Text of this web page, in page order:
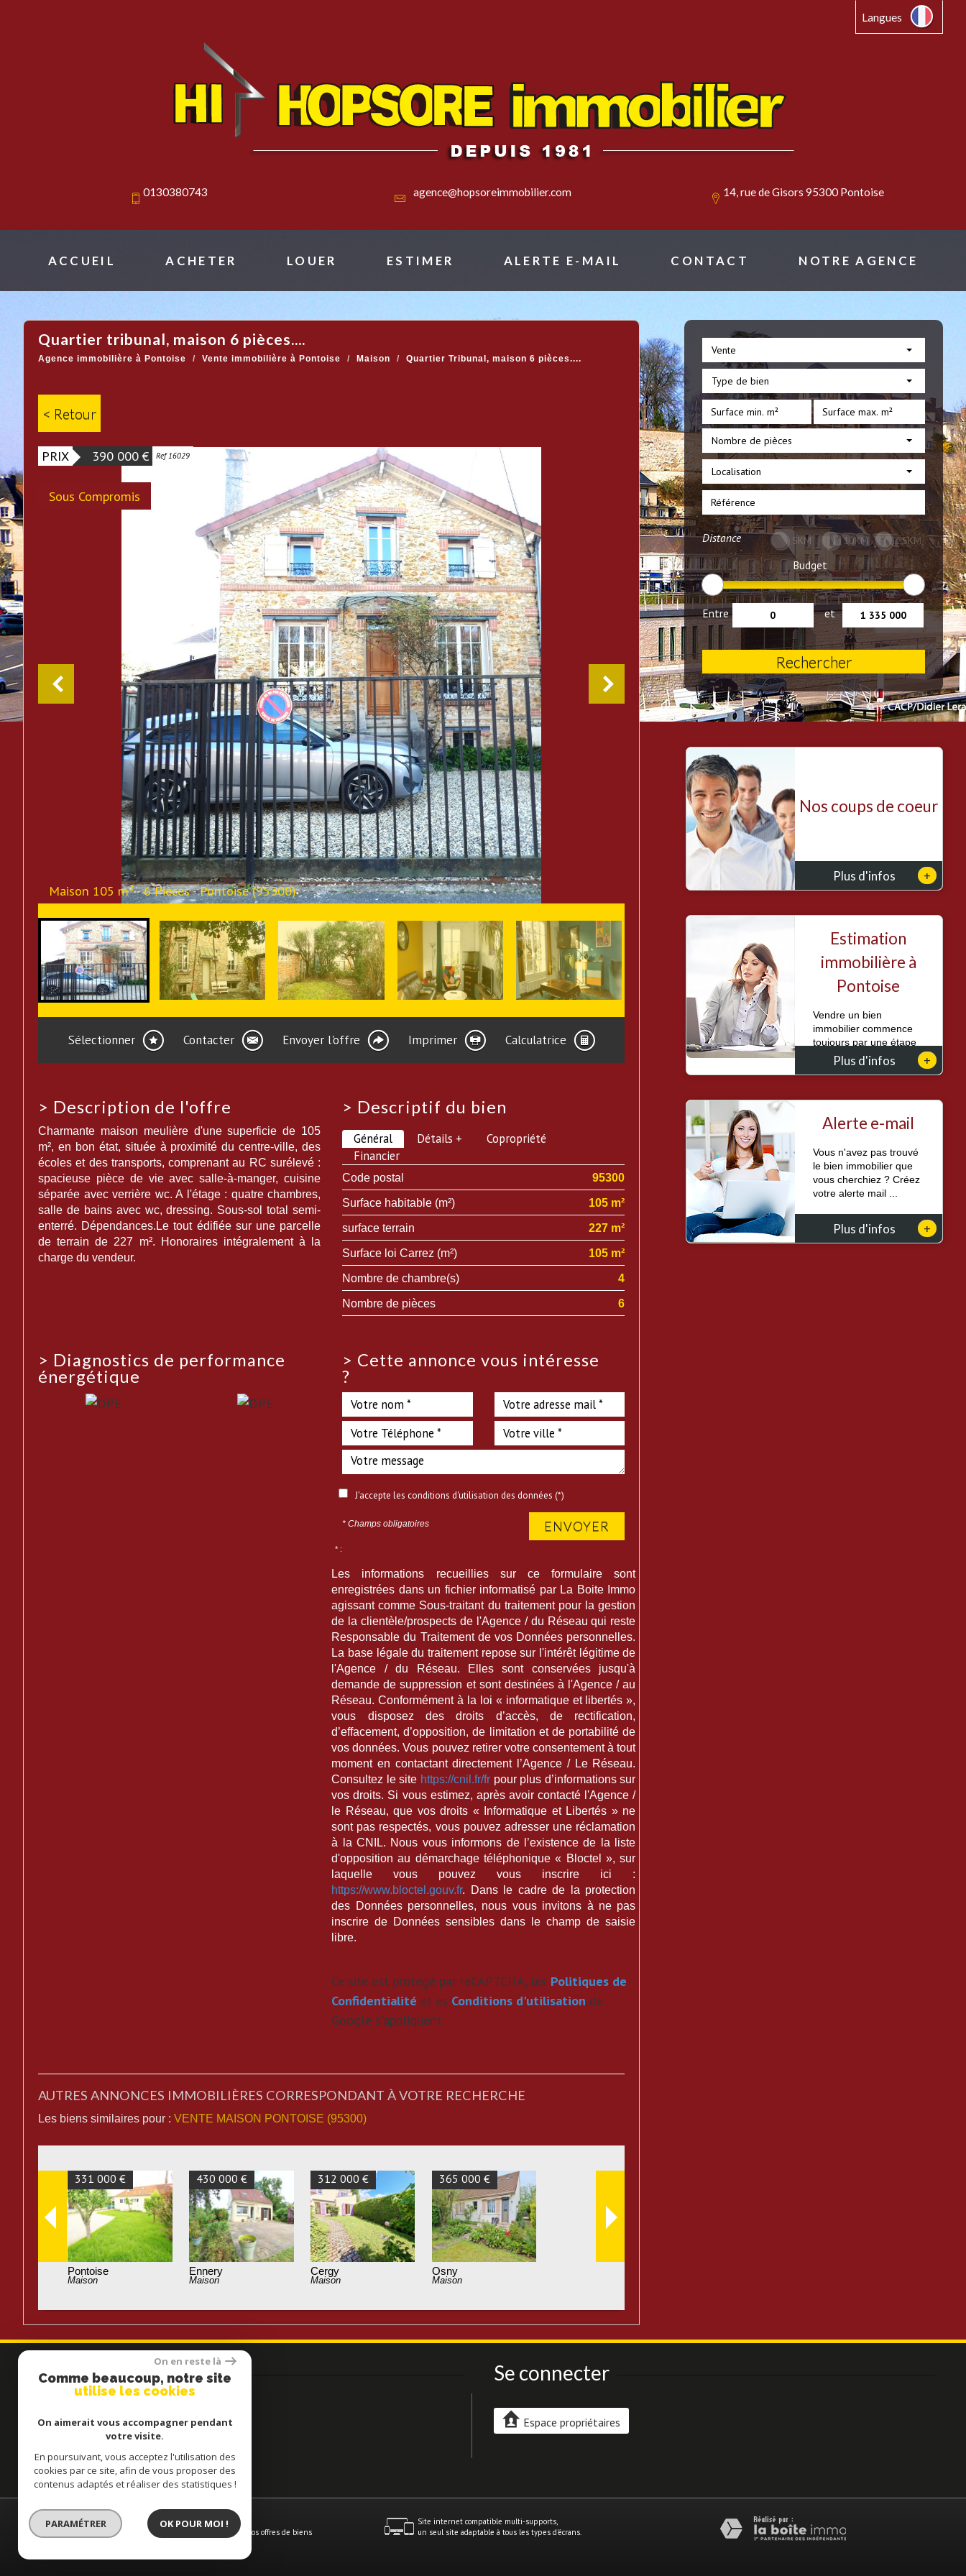
Langues
0130380743 agence@hopsoreimmobilier.com 14, rue de Gisors 95300 Pontoise
ACCUEIL ACHETER LOUER ESTIMER ALERTE E-MAIL CONTACT NOTRE AGENCE
Vente
Type de bien
Nombre de pièces
Localisation
Distance 5KM 10KM 25KM
Budget
Entre et
Rechercher
quartier tribunal, maison 6 pièces....
Agence immobilière à Pontoise Vente immobilière à Pontoise Maison Quartier Tribunal, maison 6 pièces....
< Retour
Maison 105 m² - 6 Pièces - Pontoise (95300)
PRIX 390 000 € Ref 16029
Sous Compromis
Sélectionner Contacter Envoyer l'offre Imprimer Calculatrice
> Description de l'offre
Charmante maison meulière d'une superficie de 105
m², en bon état, située à proximité du centre-ville, des
écoles et des transports, comprenant au RC surélevé :
spacieuse pièce de vie avec salle-à-manger, cuisine
séparée avec verrière wc. A l'étage : quatre chambres,
salle de bains avec wc, dressing. Sous-sol total semi-
enterré. Dépendances.Le tout édifiée sur une parcelle
de terrain de 227 m². Honoraires intégralement à la
charge du vendeur.
> Descriptif du bien
Général Détails +
Copropriété
Financier
Code postal
95300
Surface habitable (m²)
105 m²
surface terrain
227 m²
Surface loi Carrez (m²)
105 m²
Nombre de chambre(s)
4
Nombre de pièces
6
> Diagnostics de performance
énergétique
> Cette annonce vous intéresse
?
J'accepte les conditions d'utilisation des données (*)
* Champs obligatoires ENVOYER
* :
Les informations recueillies sur ce formulaire sont
enregistrées dans un fichier informatisé par La Boite Immo
agissant comme Sous-traitant du traitement pour la gestion
de la clientèle/prospects de l'Agence / du Réseau qui reste
Responsable du Traitement de vos Données personnelles.
La base légale du traitement repose sur l'intérêt légitime de
l'Agence / du Réseau. Elles sont conservées jusqu'à
demande de suppression et sont destinées à l'Agence / au
Réseau. Conformément à la loi « informatique et libertés »,
vous disposez des droits d’accès, de rectification,
d’effacement, d’opposition, de limitation et de portabilité de
vos données. Vous pouvez retirer votre consentement à tout
moment en contactant directement l’Agence / Le Réseau.
Consultez le site https://cnil.fr/frpour plus d’informations sur
vos droits. Si vous estimez, après avoir contacté l'Agence /
le Réseau, que vos droits « Informatique et Libertés » ne
sont pas respectés, vous pouvez adresser une réclamation
à la CNIL. Nous vous informons de l’existence de la liste
d'opposition au démarchage téléphonique « Bloctel », sur
laquelle vous pouvez vous inscrire ici :
https://www.bloctel.gouv.fr. Dans le cadre de la protection
des Données personnelles, nous vous invitons à ne pas
inscrire de Données sensibles dans le champ de saisie
libre.
Ce site est protégé par reCAPTCHA, les Politiques de
Confidentialité et es Conditions d'utilisation de
Google s'appliquent.
AUTRES ANNONCES IMMOBILIÈRES CORRESPONDANT À VOTRE RECHERCHE
Les biens similaires pour : VENTE MAISON PONTOISE (95300)
295 000 € 442 000 €
Maison
Nos coups de coeur
Plus d'infos +
Estimation
immobilière à
Pontoise
Vendre un bien
immobilier commence
toujours par une étape
essentielle : conna...
Plus d'infos +
Alerte e-mail
Vous n'avez pas trouvé
le bien immobilier que
vous cherchiez ? Créez
votre alerte mail ...
Plus d'infos +
Contactez-nous
E-mail :agence@hopsoreimmobilier.com
14, rue de Gisors
95300 Pontoise
Se connecter
Espace propriétaires
© 2026 | Tous droits réservés | Traduction powered by Google
Plan du site
Mentions légales Nos honoraires Admin
Nos offres de biens
Site internet compatible multi-supports,
un seul site adaptable à tous les types d'écrans.
On en reste là
Comme beaucoup, notre site
utilise les cookies
On aimerait vous accompagner pendant
votre visite.
En poursuivant, vous acceptez l'utilisation des
cookies par ce site, afin de vous proposer des
contenus adaptés et réaliser des statistiques !
PARAMÉTRER OK POUR MOI !